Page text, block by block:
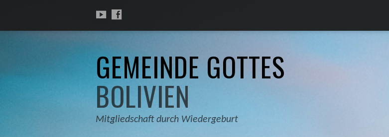
GEMEINDE GOTTES
BOLIVIEN
Mitgliedschaft durch Wiedergeburt